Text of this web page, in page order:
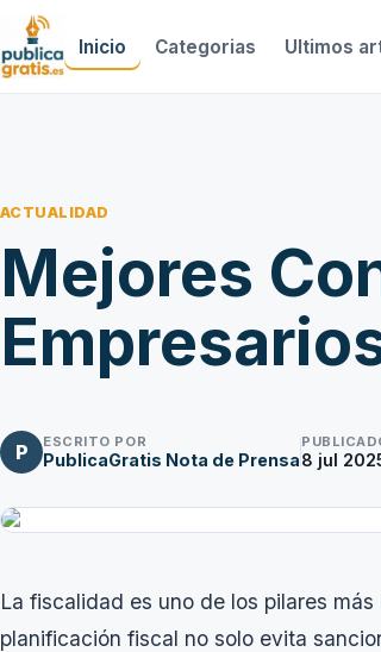
Inicio Categorias Ultimos
ACTUALIDAD
Mejores
P ESCRITO POR
PublicaGratis Nota de Prensa8 jul
La fiscalidad es uno de los pilares
planificación fiscal no solo evita